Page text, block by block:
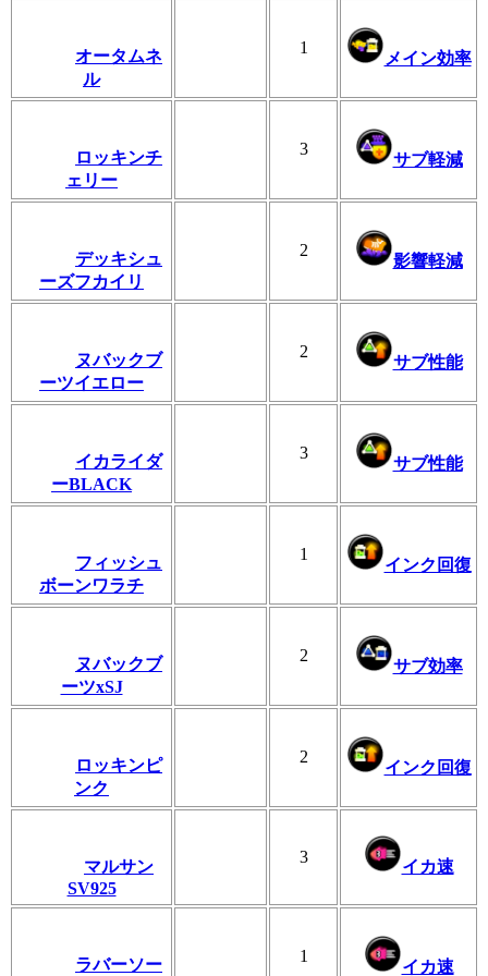
オータムネ
ル
1
メイン効率
ロッキンチ
ェリー
3
サブ軽減
デッキシュ
ーズフカイリ
2
影響軽減
ヌバックブ
ーツイエロー
2
サブ性能
イカライダ
ーBLACK
3
サブ性能
フィッシュ
ボーンワラチ
1
インク回復
ヌバックブ
ーツxSJ
2
サブ効率
ロッキンピ
ンク
2
インク回復
マルサン
SV925
3
イカ速
ラバーソー 1
イカ速